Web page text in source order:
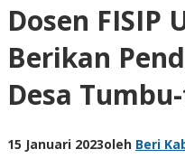
Dosen FISIP
Berikan
Desa
15 Januari 2023oleh Beri